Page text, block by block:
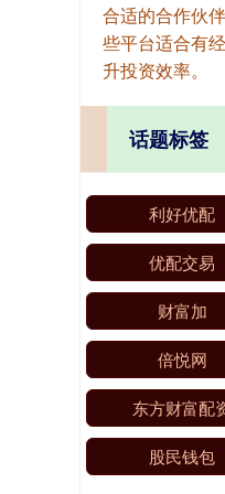
合适的合作伙
些平台适合有
升投资效率。
话题标签
利好优配
优配交易
财富加
倍悦网
东方财富配
股民钱包